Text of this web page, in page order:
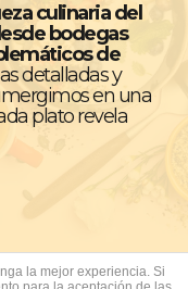
culinaria del
bodegas
de
detalladas y
en una
plato revela
la mejor experiencia. Si